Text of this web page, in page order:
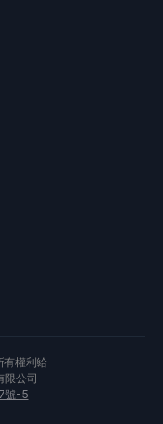
權利給
限公司
號-5